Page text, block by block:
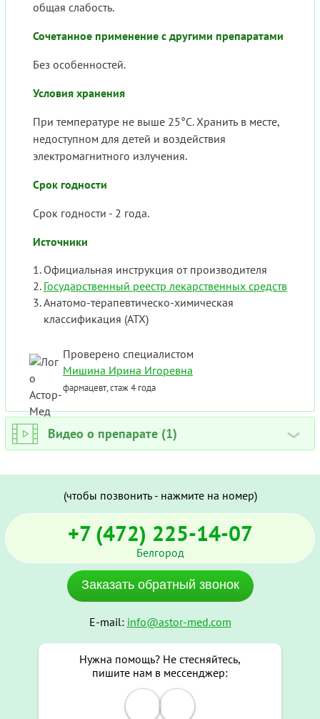
общая слабость.
Сочетанное применение с другими препаратами
Без особенностей.
Условия хранения
При температуре не выше 25°С. Хранить в месте,
недоступном для детей и воздействия
электромагнитного излучения.
Срок годности
Срок годности - 2 года.
Источники
Официальная инструкция от производителя
Государственный реестр лекарственных средств
Анатомо-терапевтическо-химическая
классификация (ATX)
Проверено специалистом
Мишина Ирина Игоревна
фармацевт, стаж 4 года
Видео о препарате (1) ›
(чтобы позвонить - нажмите на номер)
+7 (472) 225-14-07
Белгород
Заказать обратный звонок
E-mail: info@astor-med.com
Нужна помощь? Не стесняйтесь,
пишите нам в мессенджер: